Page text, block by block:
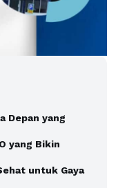
Depan yang
yang Bikin
untuk Gaya